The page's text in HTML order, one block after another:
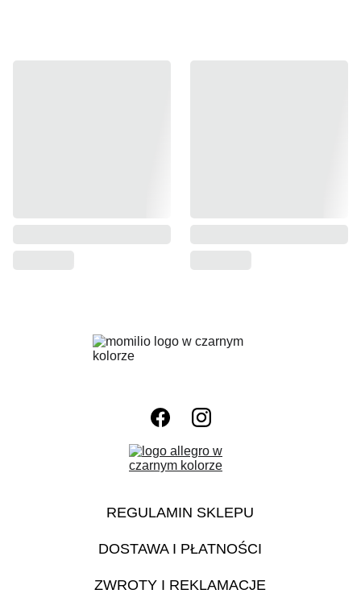
REGULAMIN SKLEPU
ZWROTY I REKLAMACJE
DOSTAWA I PŁATNOŚCI